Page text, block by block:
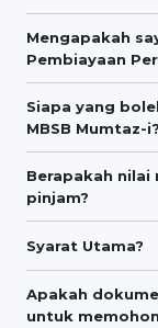
Mengapakah
Pembiayaan
Siapa yang
MBSB Mumtaz-i?
Berapakah nilai
pinjam?
Syarat Utama?
Apakah
untuk